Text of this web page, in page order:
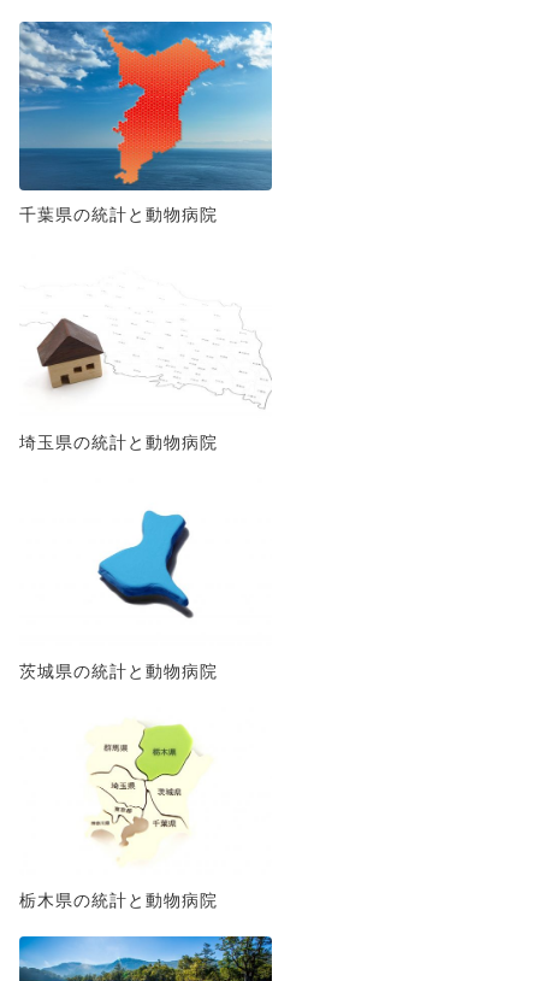
千葉県の統計と動物病院
埼玉県の統計と動物病院
茨城県の統計と動物病院
栃木県の統計と動物病院